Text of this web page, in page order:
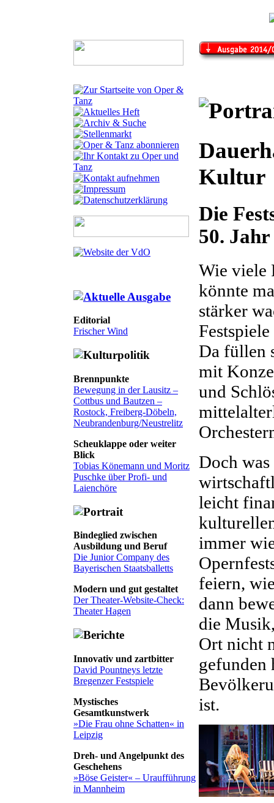
Editorial
Frischer Wind
Brennpunkte
Bewegung in der Lausitz –
Cottbus und Bautzen –
Rostock, Freiberg-Döbeln,
Neubrandenburg/Neustrelitz
Scheuklappe oder weiter
Blick
Tobias Könemann und Moritz
Puschke über Profi- und
Laienchöre
Bindeglied zwischen
Ausbildung und Beruf
Die Junior Company des
Bayerischen Staatsballetts
Modern und gut gestaltet
Der Theater-Website-Check:
Theater Hagen
Innovativ und zartbitter
David Pountneys letzte
Bregenzer Festspiele
Mystisches
Gesamtkunstwerk
»Die Frau ohne Schatten« in
Leipzig
Dreh- und Angelpunkt des
Geschehens
»Böse Geister« – Uraufführung
in Mannheim
Kultur
Die
50. Jahr
Wie viele
könnte
stärker
Da füllen
mit
und
Doch
leicht
immer
feiern,
dann
die
Ort nicht
gefunden
ist.